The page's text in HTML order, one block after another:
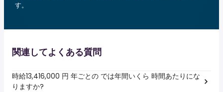
す。
関連してよくある質問
時給13,416,000 円 年ごとの では年間いくら 時間あたりにな
りますか?